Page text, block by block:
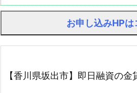
お申し込みHPは
【香川県坂出市】即日融資の金